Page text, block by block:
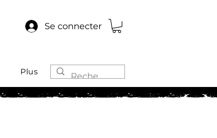
Se connecter
Plus